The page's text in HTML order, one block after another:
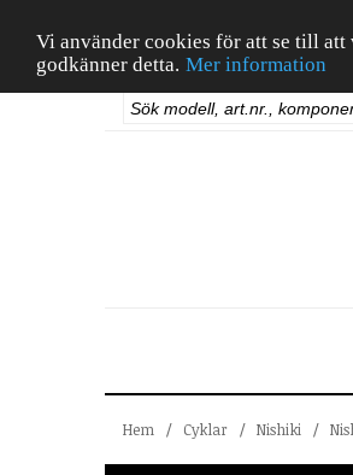
Vi använder cookies för att se till att
godkänner detta. Mer information
Hem / Cyklar / Nishiki /